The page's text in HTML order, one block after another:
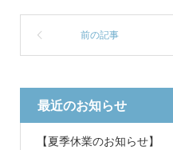
最近のお知らせ
【夏季休業のお知らせ】